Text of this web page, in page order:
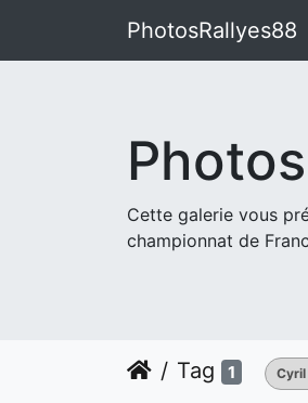
PhotosRallyes88
Cette galerie vous
championnat de
Tag 1